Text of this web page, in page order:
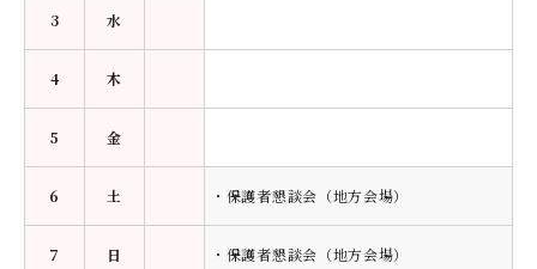
3 水
4 木
5 金
6 土 ・保護者懇談会（地方会場）
7 日 ・保護者懇談会（地方会場）